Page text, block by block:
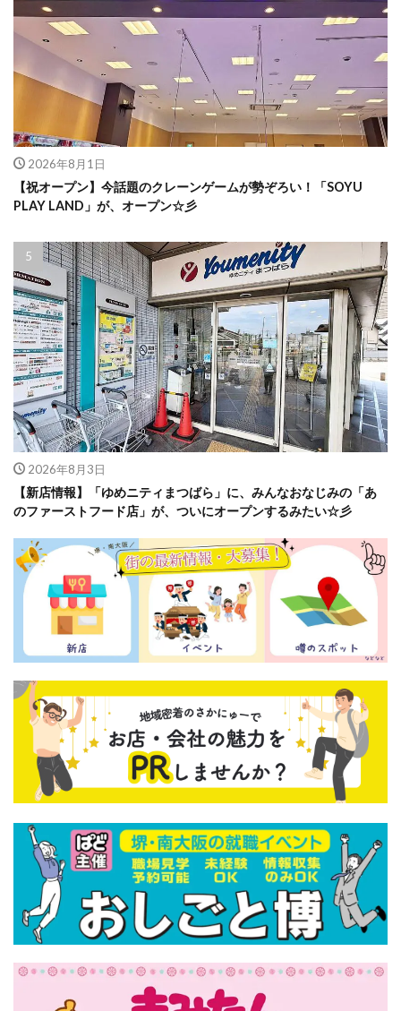
2026年8月1日
【祝オープン】今話題のクレーンゲームが勢ぞろい！「SOYU
PLAY LAND」が、オープン☆彡
2026年8月3日
【新店情報】「ゆめニティまつばら」に、みんなおなじみの「あ
のファーストフード店」が、ついにオープンするみたい☆彡